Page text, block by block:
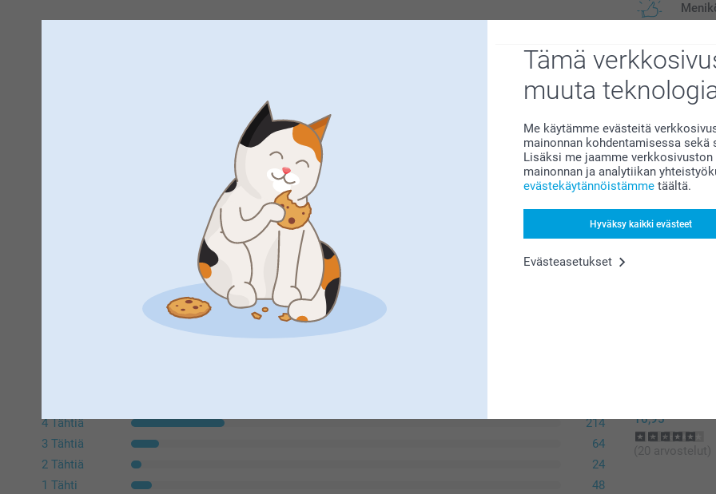
Tämä
muuta
Me käytämme evästeitä
mainonnan kohdentamisessa
Lisäksi me jaamme
mainonnan ja analytiikan
evästekäytännöistämme täältä.
Hyväksy kaikki evästeet
Evästeasetukset
Tee
paperiksi
Alkaen 0,25/
Lisävalintojen
Lisävalintojen
postikuluja.
Trustpilot tuotearvostelut
4 Tähtiä
214
3 Tähtiä
64
2 Tähtiä
24
1 Tähti
48
16,95
(20 arvostelut)